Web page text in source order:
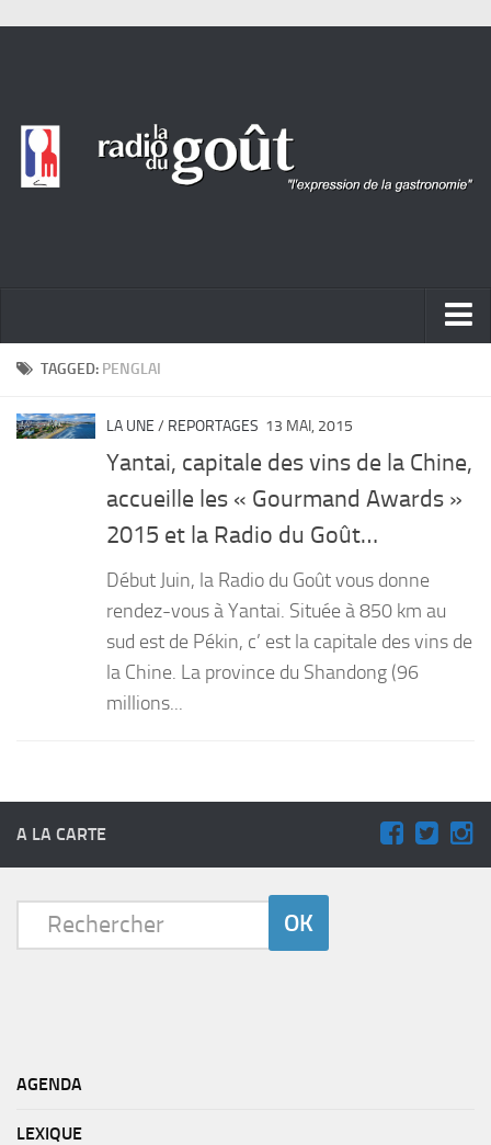
ACTUALITÉ
Desserts
TAGGED: PENGLAI
LA UNE / REPORTAGES 13 MAI, 2015
Yantai, capitale des vins de la Chine,
accueille les « Gourmand Awards »
2015 et la Radio du Goût…
Début Juin, la Radio du Goût vous donne
rendez-vous à Yantai. Située à 850 km au
sud est de Pékin, c’ est la capitale des vins de
la Chine. La province du Shandong (96
millions...
A LA CARTE
AGENDA
LEXIQUE